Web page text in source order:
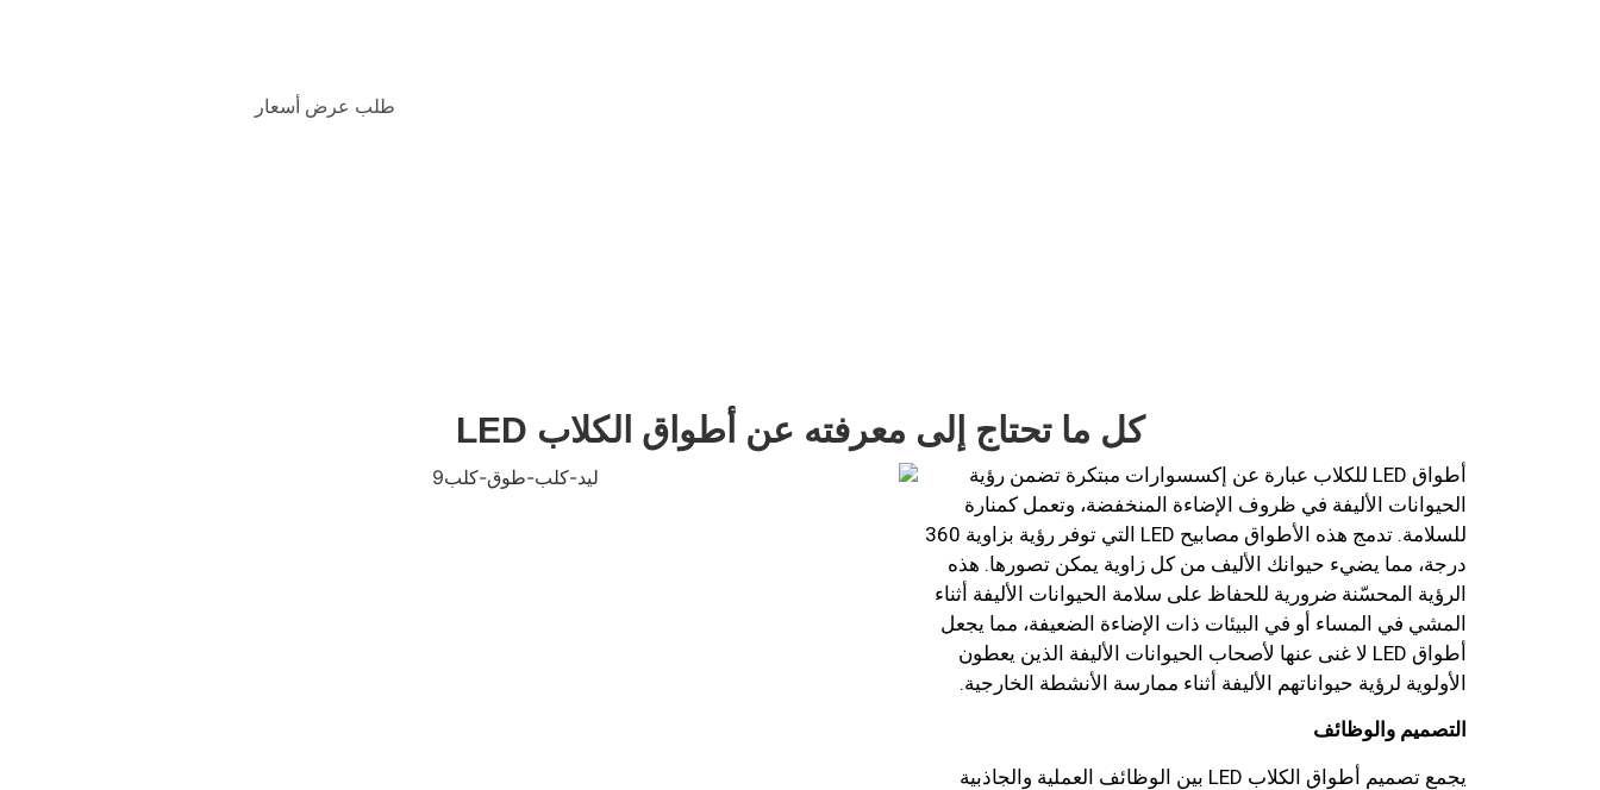
طلب عرض أسعار
كل ما تحتاج إلى معرفته عن أطواق الكلاب LED
أطواق LED للكلاب عبارة عن إكسسوارات مبتكرة تضمن رؤية
الحيوانات الأليفة في ظروف الإضاءة المنخفضة، وتعمل كمنارة
للسلامة. تدمج هذه الأطواق مصابيح LED التي توفر رؤية بزاوية 360
درجة، مما يضيء حيوانك الأليف من كل زاوية يمكن تصورها. هذه
الرؤية المحسّنة ضرورية للحفاظ على سلامة الحيوانات الأليفة أثناء
المشي في المساء أو في البيئات ذات الإضاءة الضعيفة، مما يجعل
أطواق LED لا غنى عنها لأصحاب الحيوانات الأليفة الذين يعطون
الأولوية لرؤية حيواناتهم الأليفة أثناء ممارسة الأنشطة الخارجية.
التصميم والوظائف
يجمع تصميم أطواق الكلاب LED بين الوظائف العملية والجاذبية